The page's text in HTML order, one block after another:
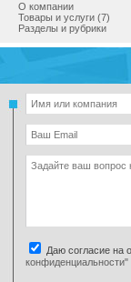
О компании
Товары и услуги (7)
Разделы и рубрики
Даю согласие на
конфиденциальности"